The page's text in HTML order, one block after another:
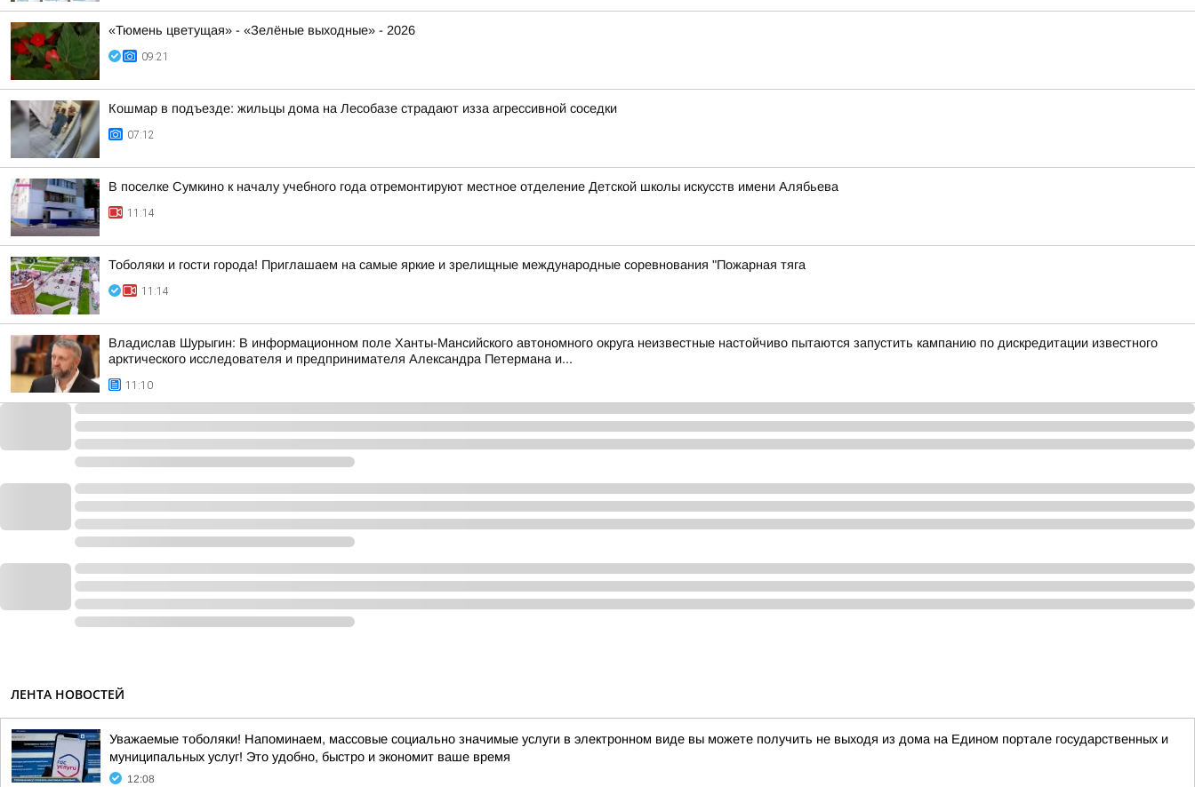
«Тюмень цветущая» - «Зелёные выходные» - 2026
09:21
Кошмар в подъезде: жильцы дома на Лесобазе страдают изза агрессивной соседки
07:12
В поселке Сумкино к началу учебного года отремонтируют местное отделение Детской школы искусств имени Алябьева
11:14
Тоболяки и гости города! Приглашаем на самые яркие и зрелищные международные соревнования "Пожарная тяга
11:14
Владислав Шурыгин: В информационном поле Ханты-Мансийского автономного округа неизвестные настойчиво пытаются запустить кампанию по дискредитации известного
арктического исследователя и предпринимателя Александра Петермана и...
11:10
ЛЕНТА НОВОСТЕЙ
Уважаемые тоболяки! Напоминаем, массовые социально значимые услуги в электронном виде вы можете получить не выходя из дома на Едином портале государственных и
муниципальных услуг! Это удобно, быстро и экономит ваше время
12:08